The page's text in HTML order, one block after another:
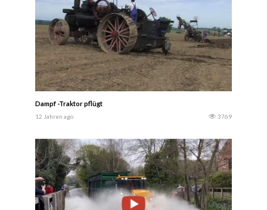
Dampf -Traktor pflügt
12 Jahren ago 3769